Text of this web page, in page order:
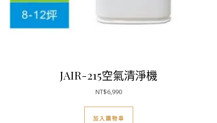
JAIR-215空氣清淨機
NT$6,990
加入購物車